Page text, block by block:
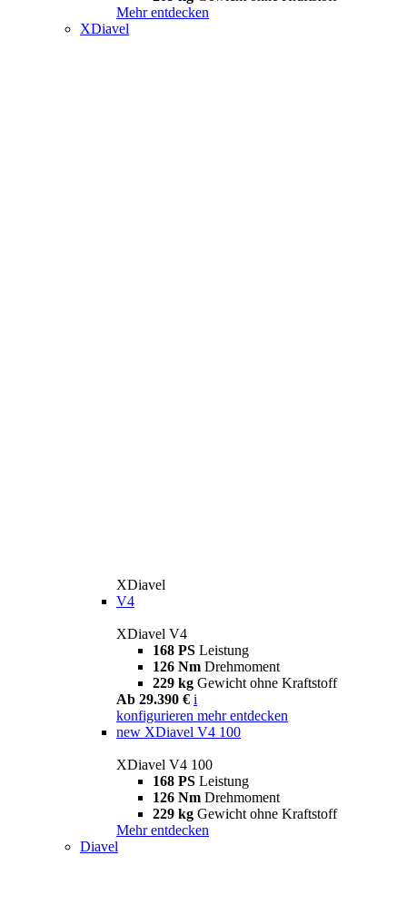
Mehr entdecken
XDiavel
XDiavel
V4
XDiavel V4
168 PS Leistung
126 Nm Drehmoment
229 kg Gewicht ohne Kraftstoff
Ab 29.390 € i
konfigurieren mehr entdecken
new XDiavel V4 100
XDiavel V4 100
168 PS Leistung
126 Nm Drehmoment
229 kg Gewicht ohne Kraftstoff
Mehr entdecken
Diavel